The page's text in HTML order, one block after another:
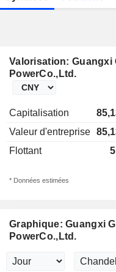
Valorisation: Guangxi
PowerCo.,Ltd.
Capitalisation
Valeur d'entreprise
Flottant
* Données estimées
Graphique: Guangxi
PowerCo.,Ltd.